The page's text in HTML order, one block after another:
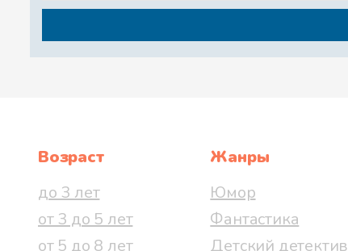
Возраст
до 3 лет
от 3 до 5 лет
от 5 до 8 лет
Жанры
Юмор
Фантастика
Детский детектив